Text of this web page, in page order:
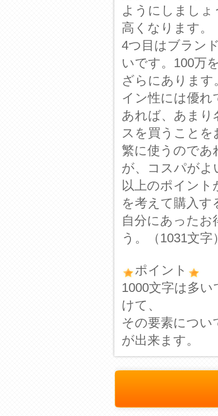
ようにしまし
高くなります。
4つ目はブラン
いです。100万
ざらにありま
イン性には優れ
あれば、あまり
スを買うこと
繁に使うのであ
が、コスパがよ
以上のポイン
を考えて購入す
自分にあった
う。（1031文字
ポイント
1000文字は多
けて、
その要素につい
が出来ます。